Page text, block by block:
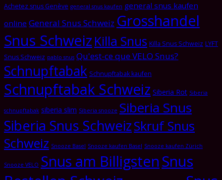
Achetez snus Genève general snus kaufen general snus kaufen
online General Snus Schweiz Grosshandel
Snus Schweiz Killa Snus Killa Snus Schweiz LYFT
Snus Schweiz pablo snus Qu'est-ce que VELO Snus?
Schnupftabak Schnupftabak kaufen
Schnupftabak Schweiz Siberia Rot Siberia
schnupftabak siberia slim Siberia snooze Siberia Snus
Siberia Snus SchweizSkruf Snus
Schweiz Snooze Basel Snooze kaufen Basel Snooze kaufen Zürich
Snooze VELO Snus am BilligstenSnus